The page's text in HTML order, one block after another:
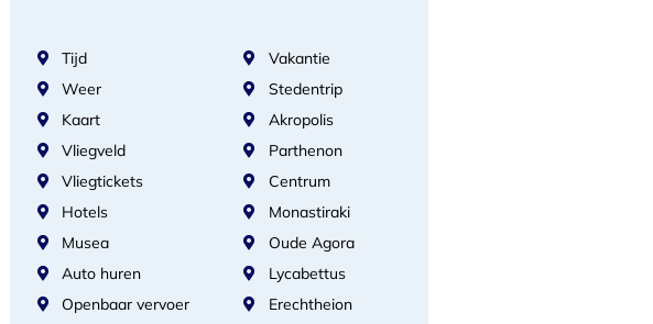
Tijd
Weer
Kaart
Vliegveld
Vliegtickets
Hotels
Musea
Auto huren
Openbaar vervoer
Vakantie
Stedentrip
Akropolis
Parthenon
Centrum
Monastiraki
Oude Agora
Lycabettus
Erechtheion